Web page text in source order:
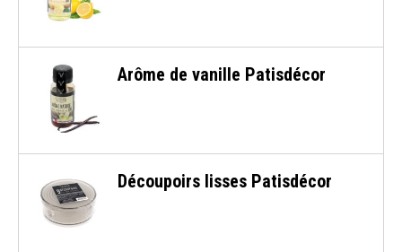
Arôme de vanille Patisdécor
Découpoirs lisses Patisdécor